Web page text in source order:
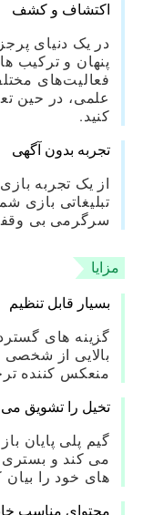
اکتشاف و کشف
در یک دنیای
پنهان و ترکیب
فعالیت‌های
علمی، در حین
کنید.
تجربه بدون آگهی
از یک تجربه
تبلیغاتی بازی
سرگرمی بی وقفه
مزایا
بسیار قابل تنظیم
گزینه های
بالایی از
منعکس کننده
تخیل را تشویق می
گیم پلی پایان
می کند و بستری
های خود را
محتوای مناسب